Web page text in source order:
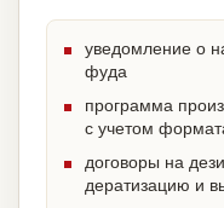
уведомление о
фуда
программа
с учетом
договоры на
дератизацию и